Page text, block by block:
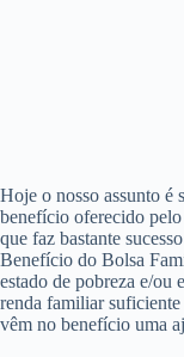
Hoje o nosso assunto é
benefício oferecido
que faz bastante
Benefício do Bolsa
estado de pobreza e/ou
renda familiar suficiente
vêm no benefício uma